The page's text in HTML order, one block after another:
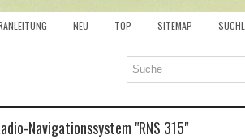
NEU TOP SITEMAP
Navigationssystem "RNS 315"